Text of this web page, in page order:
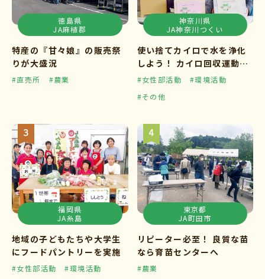
徳島県
JA麻植郡
特産の『甘々娘』の販売祭
りが大盛況
#直売所 #農業
神奈川県
JA神奈川つくい
使い捨てカイロで水を浄化
しよう！ カイロ回収運動ス
タート
#女性部活動
#環境活動
#その他
福岡県
JA糸島
地域の子どもたちや大学生
にフードパントリーを実施
#女性部活動
#環境活動
東京都
JA町田市
リピーター必至！ 良質な苗
なら育苗センターへ
#農業